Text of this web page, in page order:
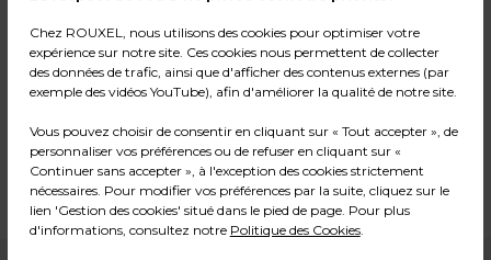
Chiffres adhésifs
Couleur : Rouge
Dimensions : H 47 mm
Poids : 0,12 kg
Chez ROUXEL, nous utilisons des cookies pour optimiser votre
expérience sur notre site. Ces cookies nous permettent de collecter
des données de trafic, ainsi que d'afficher des contenus externes (par
exemple des vidéos YouTube), afin d'améliorer la qualité de notre site.
Vous pouvez choisir de consentir en cliquant sur « Tout accepter », de
personnaliser vos préférences ou de refuser en cliquant sur «
Continuer sans accepter », à l'exception des cookies strictement
nécessaires. Pour modifier vos préférences par la suite, cliquez sur le
lien 'Gestion des cookies' situé dans le pied de page. Pour plus
d'informations, consultez notre Politique des Cookies.